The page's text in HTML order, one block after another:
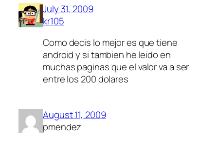
July 31, 2009
kr105
Como decis lo mejor es que tiene
android y si tambien he leido en
muchas paginas que el valor va a ser
entre los 200 dolares
August 11, 2009
pmendez